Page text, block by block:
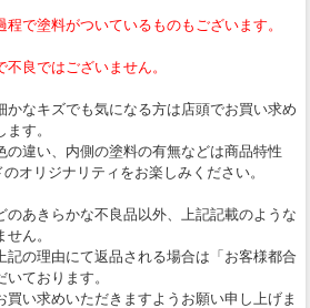
で塗料がついているものもございます。
良ではございません。
かなキズでも気になる方は店頭でお買い求め
す。
の違い、内側の塗料の有無などは商品特性
オリジナリティをお楽しみください。
のあきらかな不良品以外、上記記載のような
ん。
記の理由にて返品される場合は「お客様都合
ております。
買い求めいただきますようお願い申し上げま